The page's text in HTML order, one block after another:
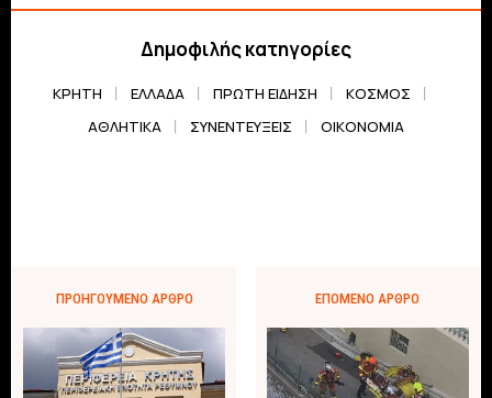
Δημοφιλής κατηγορίες
ΚΡΗΤΗ ΕΛΛΆΔΑ ΠΡΏΤΗ ΕΊΔΗΣΗ
ΚΌΣΜΟΣ
ΑΘΛΗΤΙΚΆ
ΣΥΝΕΝΤΕΎΞΕΙΣ ΟΙΚΟΝΟΜΊΑ
ΠΡΟΗΓΟΎΜΕΝΟ ΆΡΘΡΟ ΕΠΌΜΕΝΟ ΆΡΘΡΟ